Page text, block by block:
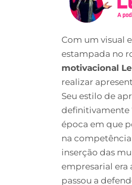
Com um visual
estampada no
motivacional
realizar
Seu estilo de
definitivamente
época em que
na
inserção das
empresarial
passou a